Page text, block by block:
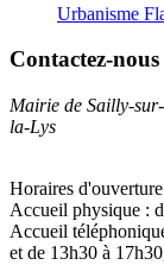
Urbanisme
Contactez-nous
Mairie de Sailly-
la-Lys
Horaires
Accueil physique :
Accueil
et de 13h30 à